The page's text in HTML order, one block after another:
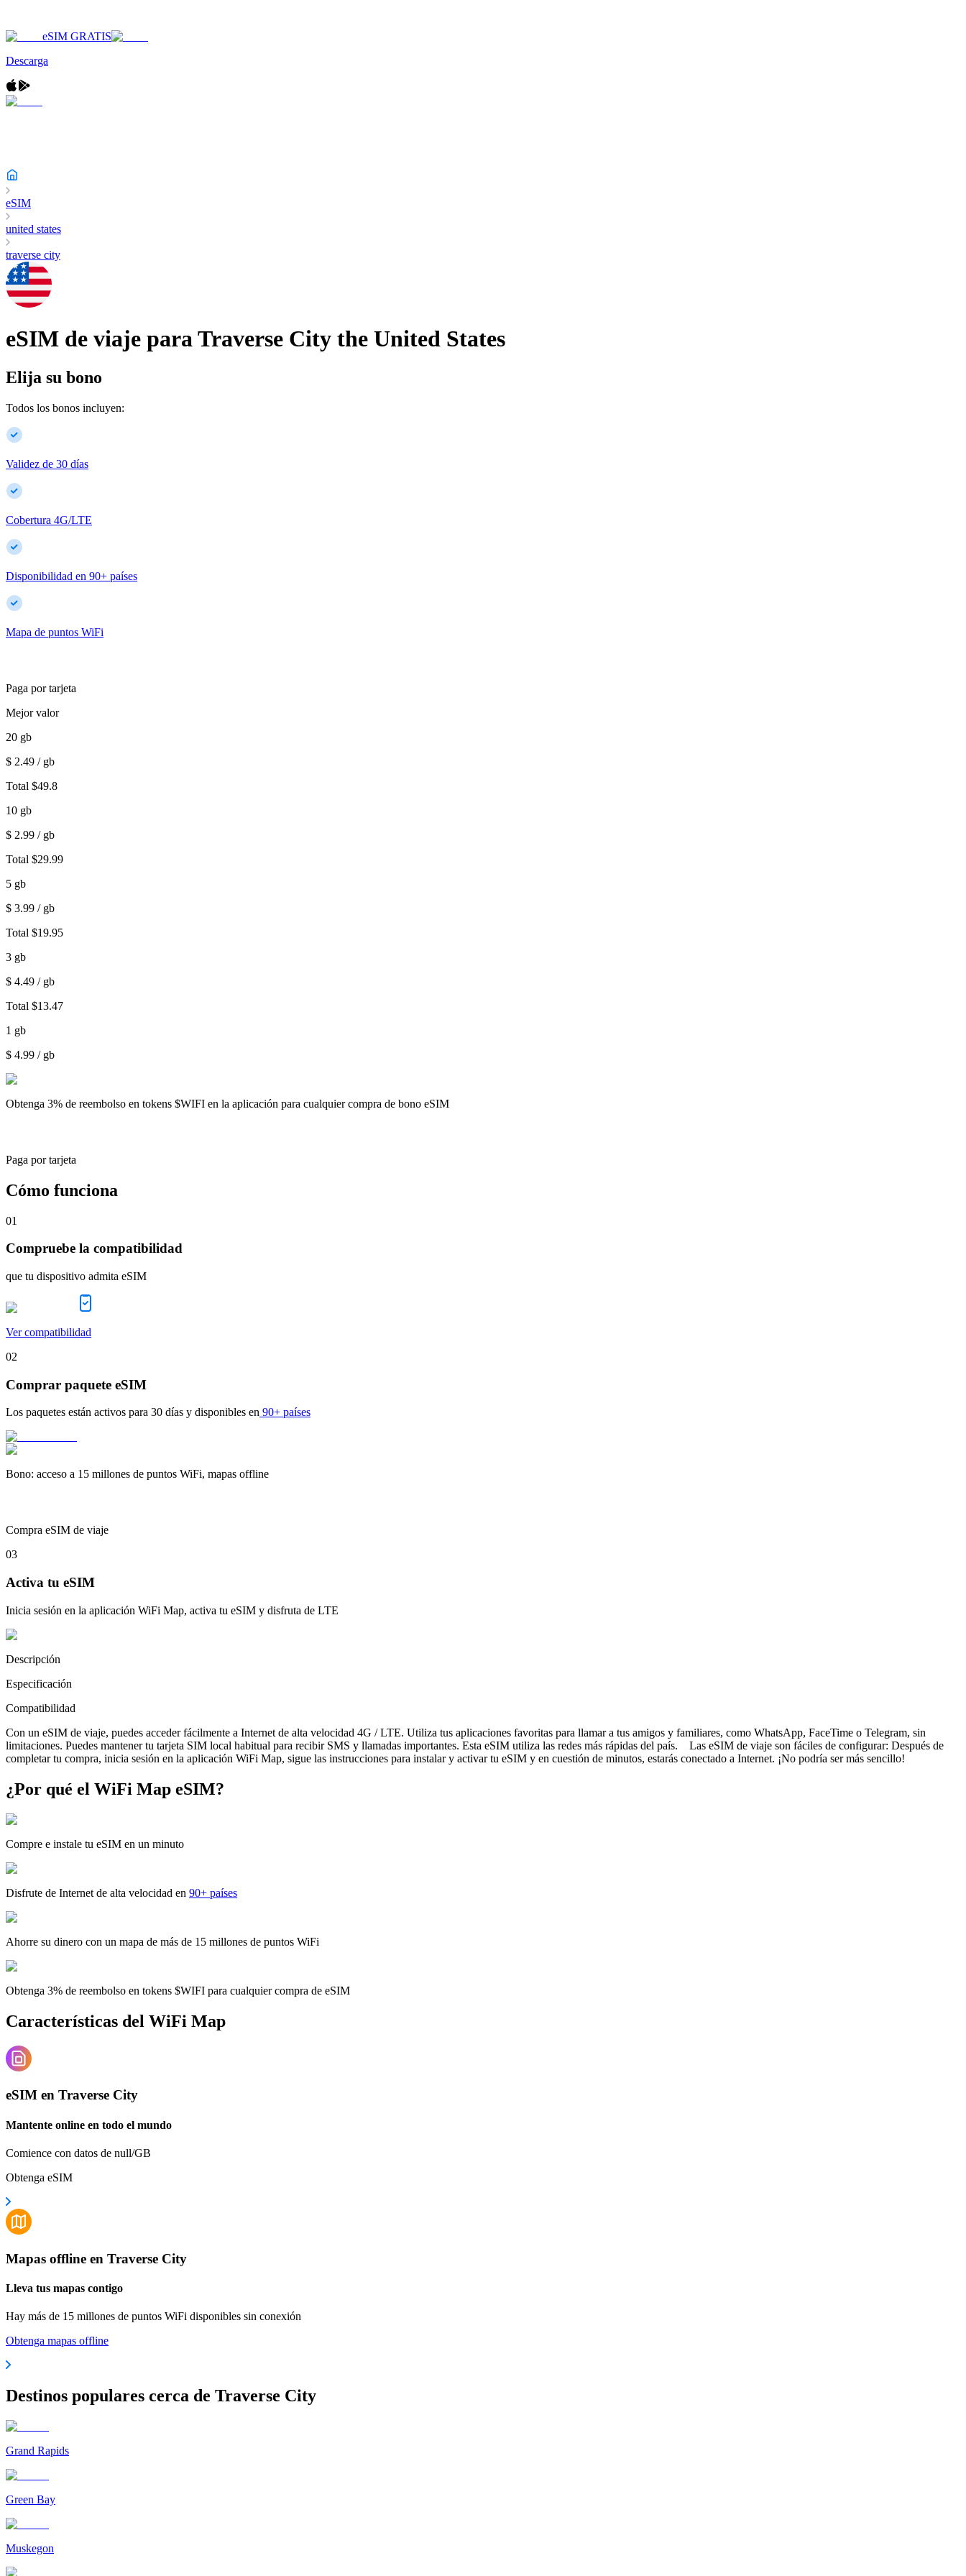
eSIM GRATIS
Descarga
eSIM
united states
traverse city
eSIM de viaje paraTraverse City the United States
Elija su bono
Todos los bonos incluyen:
Validez de 30 días
Cobertura 4G/LTE
Disponibilidad en 90+ países
Mapa de puntos WiFi
Paga por tarjeta
Mejor valor
20 gb
$ 2.49 / gb
Total $49.8
10 gb
$ 2.99 / gb
Total $29.99
5 gb
$ 3.99 / gb
Total $19.95
3 gb
$ 4.49 / gb
Total $13.47
1 gb
$ 4.99 / gb
Obtenga 3% de reembolso en tokens $WIFI en la aplicación para cualquier compra de bono eSIM
Paga por tarjeta
Cómo funciona
01
Compruebe la compatibilidad
que tu dispositivo admita eSIM
Ver compatibilidad
02
Comprar paquete eSIM
Los paquetes están activos para 30 días y disponibles en 90+ países
Bono: acceso a 15 millones de puntos WiFi, mapas offline
Compra eSIM de viaje
03
Activa tu eSIM
Inicia sesión en la aplicación WiFi Map, activa tu eSIM y disfruta de LTE
Descripción
Especificación
Compatibilidad
Con un eSIM de viaje, puedes acceder fácilmente a Internet de alta velocidad 4G / LTE. Utiliza tus aplicaciones favoritas para llamar a tus amigos y familiares, como WhatsApp, FaceTime o Telegram, sin
limitaciones. Puedes mantener tu tarjeta SIM local habitual para recibir SMS y llamadas importantes. Esta eSIM utiliza las redes más rápidas del país. Las eSIM de viaje son fáciles de configurar: Después de
completar tu compra, inicia sesión en la aplicación WiFi Map, sigue las instrucciones para instalar y activar tu eSIM y en cuestión de minutos, estarás conectado a Internet. ¡No podría ser más sencillo!
¿Por qué el WiFi Map eSIM?
Compre e instale tu eSIM en un minuto
Disfrute de Internet de alta velocidad en 90+ países
Ahorre su dinero con un mapa de más de 15 millones de puntos WiFi
Obtenga 3% de reembolso en tokens $WIFI para cualquier compra de eSIM
Características del WiFi Map
eSIM en Traverse City
Mantente online en todo el mundo
Comience con datos de null/GB
Obtenga eSIM
Mapas offline en Traverse City
Lleva tus mapas contigo
Hay más de 15 millones de puntos WiFi disponibles sin conexión
Obtenga mapas offline
Destinos populares cerca de Traverse City
Grand Rapids
Green Bay
Muskegon